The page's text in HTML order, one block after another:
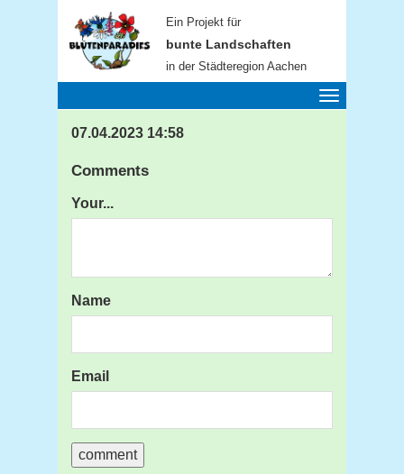
Ein Projekt für
bunte Landschaften
in der Städteregion Aachen
Toggle
07.04.2023 14:58
Comments
Your...
Name
Email